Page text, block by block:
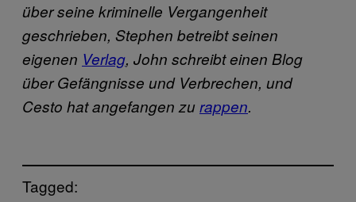
über seine kriminelle Vergangenheit
geschrieben, Stephen betreibt seinen
eigenen Verlag, John schreibt einen Blog
über Gefängnisse und Verbrechen, und
Cesto hat angefangen zurappen.
Tagged: